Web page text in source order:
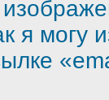
я могу